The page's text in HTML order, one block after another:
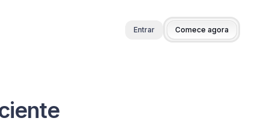
Entrar Comece agora